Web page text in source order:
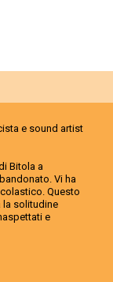
e sound artist
Bitola a
Vi ha
Questo
la solitudine
e